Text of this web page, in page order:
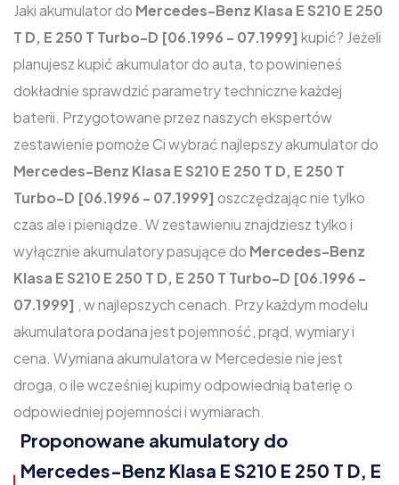
Jaki akumulator do Mercedes-Benz Klasa E S210 E 250
T D, E 250 T Turbo-D [06.1996 - 07.1999] kupić? Jeżeli
planujesz kupić akumulator do auta, to powinieneś
dokładnie sprawdzić parametry techniczne każdej
baterii. Przygotowane przez naszych ekspertów
zestawienie pomoże Ci wybrać najlepszy akumulator do
Mercedes-Benz Klasa E S210 E 250 T D, E 250 T
Turbo-D [06.1996 - 07.1999] oszczędzając nie tylko
czas ale i pieniądze. W zestawieniu znajdziesz tylko i
wyłącznie akumulatory pasujące do Mercedes-Benz
Klasa E S210 E 250 T D, E 250 T Turbo-D [06.1996 -
07.1999] , w najlepszych cenach. Przy każdym modelu
akumulatora podana jest pojemność, prąd, wymiary i
cena. Wymiana akumulatora w Mercedesie nie jest
droga, o ile wcześniej kupimy odpowiednią baterię o
odpowiedniej pojemności i wymiarach.
Proponowane akumulatory do
Mercedes-Benz Klasa E S210 E 250 T D, E